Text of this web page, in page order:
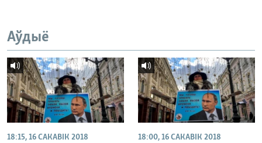
Аўдыё
18:15, 16 САКАВІК 2018 18:00, 16 САКАВІК 2018